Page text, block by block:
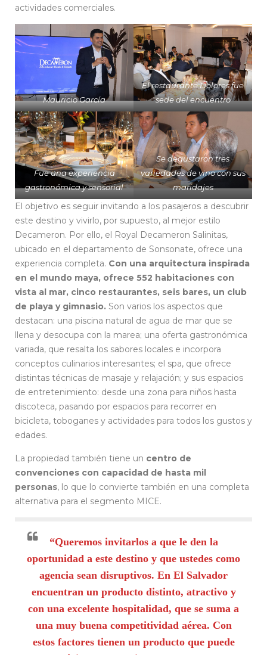
actividades comerciales.
Mauricio García
El restaurante Dolores fue
sede del encuentro
Fue una experiencia
gastronómica y sensorial
Se degustaron tres
variedades de vino con sus
maridajes
El objetivo es seguir invitando a los pasajeros a descubrir
este destino y vivirlo, por supuesto, al mejor estilo
Decameron. Por ello, el Royal Decameron Salinitas,
ubicado en el departamento de Sonsonate, ofrece una
experiencia completa. Con una arquitectura inspirada
en el mundo maya, ofrece 552 habitaciones con
vista al mar, cinco restaurantes, seis bares, un club
de playa y gimnasio. Son varios los aspectos que
destacan: una piscina natural de agua de mar que se
llena y desocupa con la marea; una oferta gastronómica
variada, que resalta los sabores locales e incorpora
conceptos culinarios interesantes; el spa, que ofrece
distintas técnicas de masaje y relajación; y sus espacios
de entretenimiento: desde una zona para niños hasta
discoteca, pasando por espacios para recorrer en
bicicleta, toboganes y actividades para todos los gustos y
edades.
La propiedad también tiene un centro de
convenciones con capacidad de hasta mil
personas, lo que lo convierte también en una completa
alternativa para el segmento MICE.
“Queremos invitarlos a que le den la
oportunidad a este destino y que ustedes como
agencia sean disruptivos. En El Salvador
encuentran un producto distinto, atractivo y
con una excelente hospitalidad, que se suma a
una muy buena competitividad aérea. Con
estos factores tienen un producto que puede